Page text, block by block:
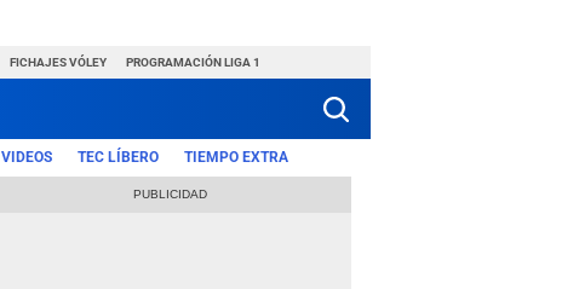
FICHAJES VÓLEY PROGRAMACIÓN LIGA 1
VIDEOS TEC LÍBERO TIEMPO EXTRA